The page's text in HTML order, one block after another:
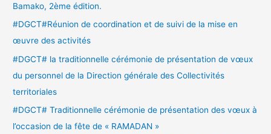
r
:
Bamako, 2ème édition.
#DGCT#Réunion de coordination et de suivi de la mise en
œuvre des activités
#DGCT# la traditionnelle cérémonie de présentation de vœux
du personnel de la Direction générale des Collectivités
territoriales
#DGCT# Traditionnelle cérémonie de présentation des vœux à
l’occasion de la fête de « RAMADAN »